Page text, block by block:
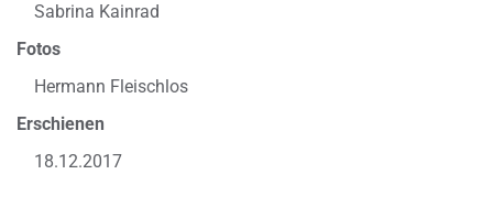
Sabrina Kainrad
Fotos
Hermann Fleischlos
Erschienen
18.12.2017